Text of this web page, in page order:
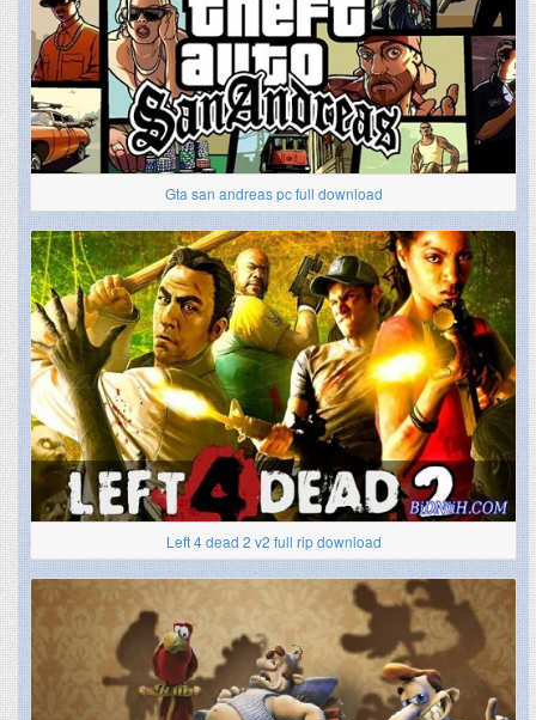
Gta san andreas pc full download
Left 4 dead 2 v2 full rip download